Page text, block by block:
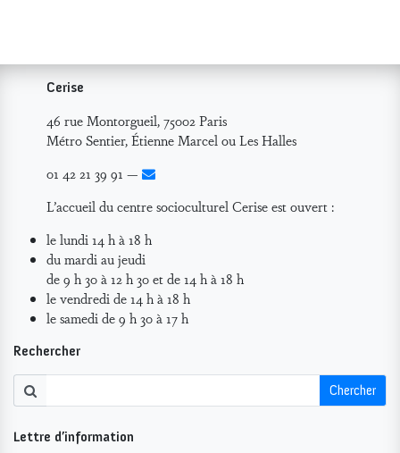
Cerise
46 rue Montorgueil, 75002 Paris
Métro Sentier, Étienne Marcel ou Les Halles
01 42 21 39 91 —
L’accueil du centre socioculturel Cerise est ouvert :
le lundi 14 h à 18 h
du mardi au jeudi
de 9 h 30 à 12 h 30 et de 14 h à 18 h
le vendredi de 14 h à 18 h
le samedi de 9 h 30 à 17 h
Rechercher
Chercher
Lettre d’information